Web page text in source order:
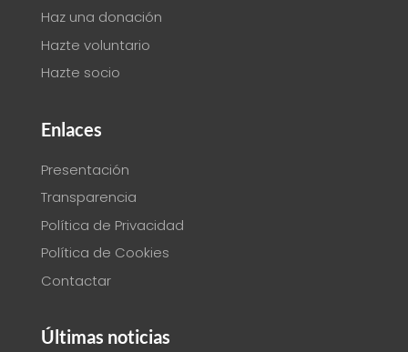
Haz una donación
Hazte voluntario
Hazte socio
Enlaces
Presentación
Transparencia
Política de Privacidad
Política de Cookies
Contactar
Últimas noticias